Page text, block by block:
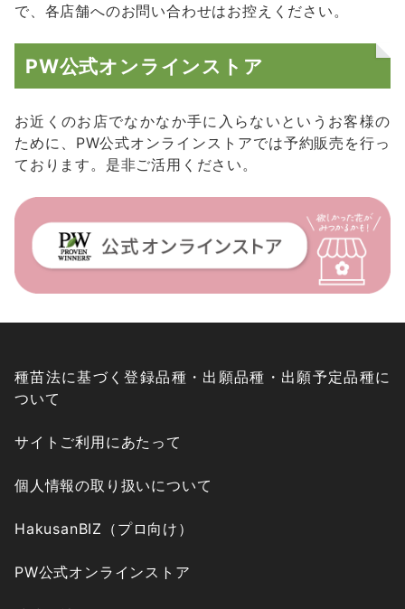
で、各店舗へのお問い合わせはお控えください。
PW公式オンラインストア
お近くのお店でなかなか手に入らないというお客様の
ために、PW公式オンラインストアでは予約販売を行っ
ております。是非ご活用ください。
種苗法に基づく登録品種・出願品種・出願予定品種に
ついて
サイトご利用にあたって
個人情報の取り扱いについて
HakusanBIZ（プロ向け）
PW公式オンラインストア